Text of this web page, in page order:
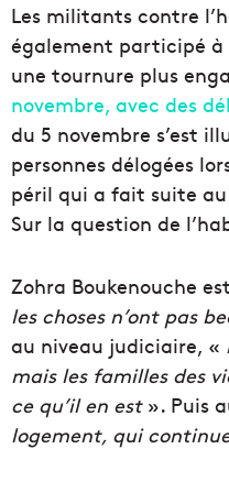
Les militants contre
également participé à
une tournure plus
novembre, avec des
du 5 novembre s’est
personnes délogées
péril qui a fait suite
Sur la question de
Zohra Boukenouche
les choses n’ont pas
au niveau judiciaire, «
mais les familles des
ce qu’il en est». Puis
logement, qui